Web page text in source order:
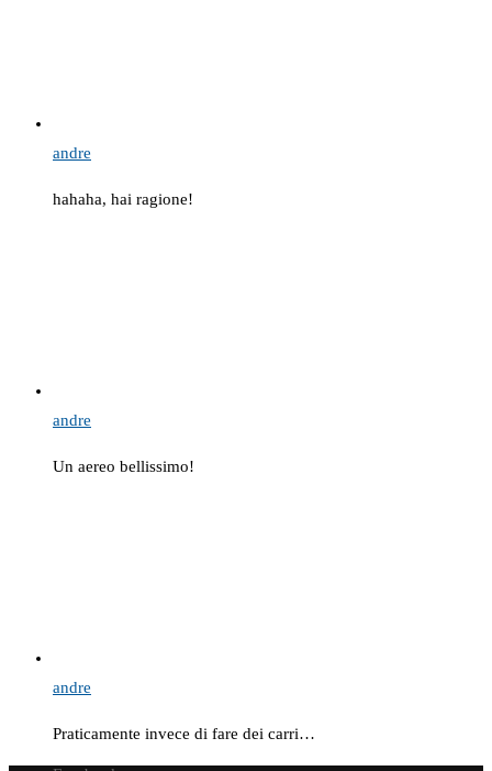
andre
hahaha, hai ragione!
andre
Un aereo bellissimo!
andre
Praticamente invece di fare dei carri…